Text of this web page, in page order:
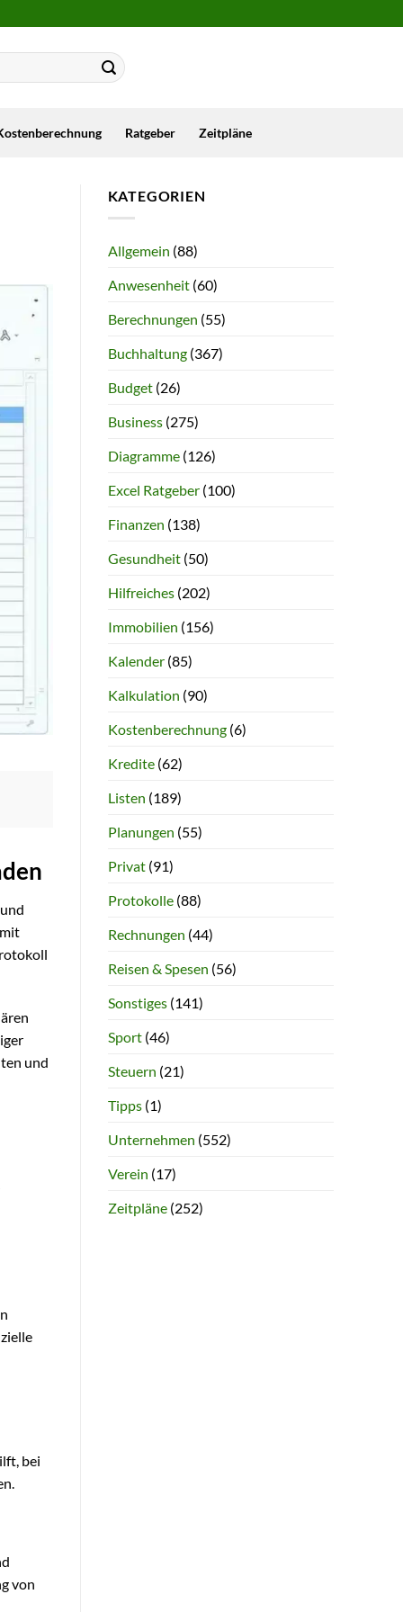
Ratgeber Zeitpläne
und
bei
von
KATEGORIEN
Allgemein (88)
Anwesenheit(60)
Berechnungen (55)
Buchhaltung(367)
Budget(26)
Business(275)
Diagramme(126)
Excel Ratgeber(100)
Finanzen (138)
Gesundheit(50)
Hilfreiches(202)
Immobilien (156)
Kalender(85)
Kalkulation (90)
Kostenberechnung(6)
Kredite(62)
Listen (189)
Planungen (55)
Privat(91)
Protokolle(88)
Rechnungen (44)
Reisen & Spesen (56)
Sonstiges(141)
Sport(46)
Steuern (21)
Tipps(1)
Unternehmen (552)
Verein (17)
Zeitpläne(252)